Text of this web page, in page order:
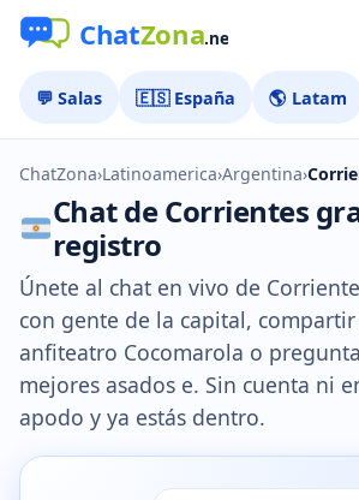
💬 Salas 🇪🇸 España 🌎 Latam
ChatZona›Latinoamerica›Argentina›
Chat de Corrientes
registro
Únete al chat en vivo de
con gente de la capital,
anfiteatro Cocomarola o
mejores asados e. Sin cuenta ni
apodo y ya estás dentro.